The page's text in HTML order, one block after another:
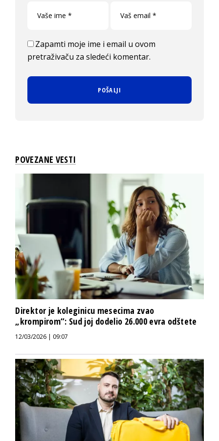
Zapamti moje ime i email u ovom
pretraživaču za sledeći komentar.
POVEZANE VESTI
Direktor je koleginicu mesecima zvao
„krompirom“: Sud joj dodelio 26.000 evra odštete
12/03/2026 | 09:07